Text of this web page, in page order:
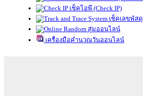
เช็คไอพี (Check IP)
เช็คเลขพัสดุ
สุ่มออนไลน์
เครื่องมือคำนวณวันออนไลน์